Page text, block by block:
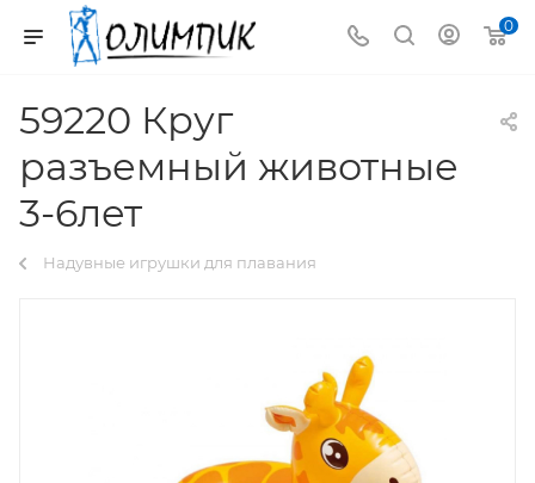
0
59220 Круг
разъемный животные
3-6лет
Надувные игрушки для плавания